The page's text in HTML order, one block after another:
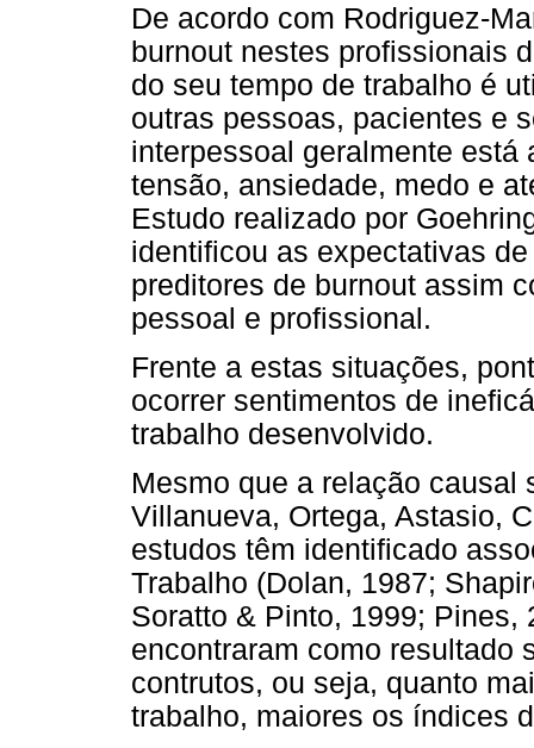
De acordo com Rodriguez-
burnout nestes profissionais
do seu tempo de trabalho é
outras pessoas, pacientes e
interpessoal geralmente está
tensão, ansiedade, medo e
Estudo realizado por
identificou as expectativas
preditores de burnout assim
pessoal e profissional.
Frente a estas situações,
ocorrer sentimentos de
trabalho desenvolvido.
Mesmo que a relação
Villanueva, Ortega, Astasio,
estudos têm identificado
Trabalho (Dolan, 1987;
Soratto & Pinto, 1999; Pines,
encontraram como resultado
contrutos, ou seja, quanto
trabalho, maiores os índices